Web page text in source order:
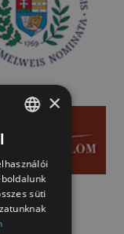
×
süti